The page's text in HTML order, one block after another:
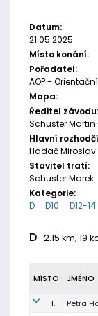
Datum:
21.05.2025
Místo konání:
Pořadatel:
AOP -
Mapa:
Ředitel závodu:
Schuster Martin
Hlavní
Hadač Miroslav
Stavitel tratí:
Schuster Marek
Kategorie:
D
D10 D12-14
D 2.15 km, 19
MÍSTO JMÉNO
1. Petra